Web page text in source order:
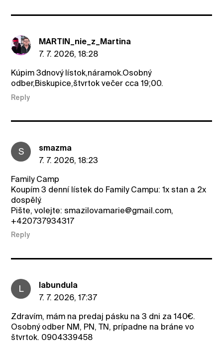
MARTIN_nie_z_Martina
7. 7. 2026, 18:28
Kúpim 3dnový lístok,náramok.Osobný
odber,Biskupice,štvrtok večer cca 19;00.
Reply
S
smazma
7. 7. 2026, 18:23
Family Camp
Koupím 3 denní lístek do Family Campu: 1x stan a 2x
dospělý.
Pište, volejte: smazilovamarie@gmail.com,
+420737934317
Reply
L
labundula
7. 7. 2026, 17:37
Zdravím, mám na predaj pásku na 3 dni za 140€.
Osobný odber NM, PN, TN, prípadne na bráne vo
štvrtok. 0904339458